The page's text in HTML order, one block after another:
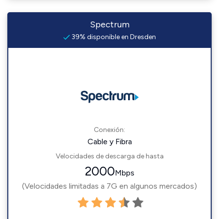
Spectrum
39% disponible en Dresden
Conexión:
Cable y Fibra
Velocidades de descarga de hasta
2000Mbps
(Velocidades limitadas a 7G en algunos mercados)